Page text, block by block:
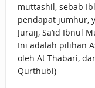
muttashil, sebab
pendapat jumhur,
Juraij, Sa’id Ibnul
Ini adalah pilihan
oleh At-Thabari,
Qurthubi)